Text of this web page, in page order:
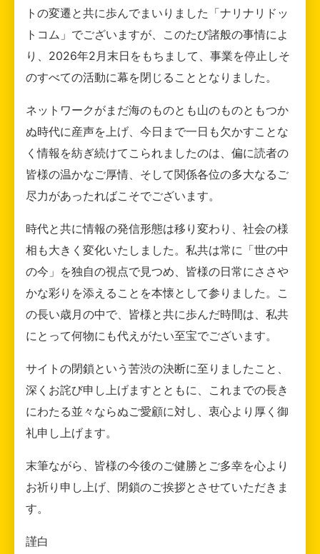
トの変遷と共に歩んでまいりました「ナリナリドッ
トコム」でございますが、このたび諸般の事情によ
り、2026年2月末日をもちまして、事業を停止しそ
のすべての活動に幕を閉じることとなりました。
ネットワークがまだ海のものとも山のものともつか
ぬ時代に産声を上げ、今日まで一日も欠かすことな
く情報を紡ぎ続けてこられましたのは、偏に読者の
皆様の温かなご厚情、そして関係各位の多大なるご
尽力があったればこそでございます。
時代と共に情報の発信形態は移り変わり、社会の様
相も大きく変化いたしました。私共は常に「世の中
の今」を独自の視点で見つめ、皆様の日常にささや
かな彩りを添えることを本懐として参りました。こ
の長い歳月の中で、皆様と共に歩んだ時間は、私共
にとって何物にも代えがたい至宝でございます。
サイトの閉鎖という苦渋の決断に至りましたこと、
深くお詫び申し上げますとともに、これまでの長き
にわたる並々ならぬご愛顧に対し、衷心より厚く御
礼申し上げます。
末筆ながら、皆様の今後のご健勝とご多幸を心より
お祈り申し上げ、閉鎖のご挨拶とさせていただきま
す。
謹白